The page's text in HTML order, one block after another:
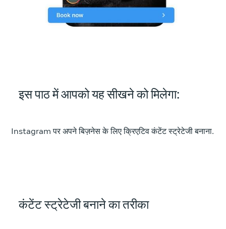
इस पाठ में आपको यह सीखने को मिलेगा:
Instagram पर अपने बिज़नेस के लिए क्रिएटिव कंटेंट स्ट्रेटेजी बनाना.
कंटेंट स्ट्रेटेजी बनाने का तरीका